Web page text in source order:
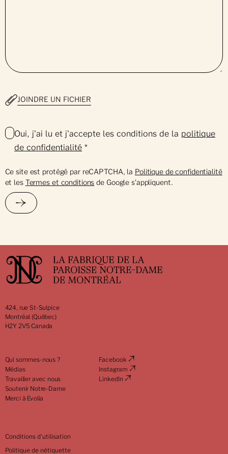
JOINDRE UN FICHIER
Oui, j'ai lu et j'accepte les conditions de la politique
de confidentialité *
Ce site est protégé par reCAPTCHA, la Politique de confidentialité
et les Termes et conditions de Google s'appliquent.
424, rue St-Sulpice
Montréal (Québec)
H2Y 2V5 Canada
Qui sommes-nous ?
Médias
Travailler avec nous
Soutenir Notre-Dame
Merci à Evolia
Facebook
Instagram
LinkedIn
Conditions d'utilisation
Politique de nétiquette